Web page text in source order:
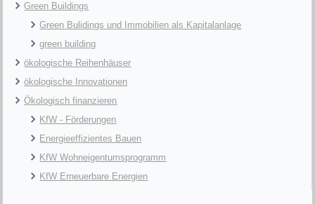
Green Buildings
Green Bulidings und Immobilien als Kapitalanlage
green building
ökologische Reihenhäuser
ökologische Innovationen
Ökologisch finanzieren
KfW - Förderungen
Energieeffizientes Bauen
KfW Wohneigentumsprogramm
KfW Erneuerbare Energien